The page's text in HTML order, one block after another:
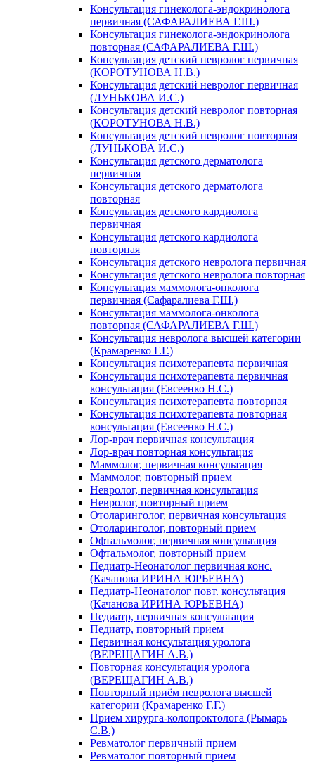
Консультация гинеколога-эндокринолога
первичная (САФАРАЛИЕВА Г.Ш.)
Консультация гинеколога-эндокринолога
повторная (САФАРАЛИЕВА Г.Ш.)
Консультация детский невролог первичная
(КОРОТУНОВА Н.В.)
Консультация детский невролог первичная
(ЛУНЬКОВА И.С.)
Консультация детский невролог повторная
(КОРОТУНОВА Н.В.)
Консультация детский невролог повторная
(ЛУНЬКОВА И.С.)
Консультация детского дерматолога
первичная
Консультация детского дерматолога
повторная
Консультация детского кардиолога
первичная
Консультация детского кардиолога
повторная
Консультация детского невролога первичная
Консультация детского невролога повторная
Консультация маммолога-онколога
первичная (Сафаралиева Г.Ш.)
Консультация маммолога-онколога
повторная (САФАРАЛИЕВА Г.Ш.)
Консультация невролога высшей категории
(Крамаренко Г.Г.)
Консультация психотерапевта первичная
Консультация психотерапевта первичная
консультация (Евсеенко Н.С.)
Консультация психотерапевта повторная
Консультация психотерапевта повторная
консультация (Евсеенко Н.С.)
Лор-врач первичная консультация
Лор-врач повторная консультация
Маммолог, первичная консультация
Маммолог, повторный прием
Невролог, первичная консультация
Невролог, повторный прием
Отоларинголог, первичная консультация
Отоларинголог, повторный прием
Офтальмолог, первичная консультация
Офтальмолог, повторный прием
Педиатр-Неонатолог первичная конс.
(Качанова ИРИНА ЮРЬЕВНА)
Педиатр-Неонатолог повт. консультация
(Качанова ИРИНА ЮРЬЕВНА)
Педиатр, первичная консультация
Педиатр, повторный прием
Первичная консультация уролога
(ВЕРЕЩАГИН А.В.)
Повторная консультация уролога
(ВЕРЕЩАГИН А.В.)
Повторный приём невролога высшей
категории (Крамаренко Г.Г.)
Прием хирурга-колопроктолога (Рымарь
С.В.)
Ревматолог первичный прием
Ревматолог повторный прием